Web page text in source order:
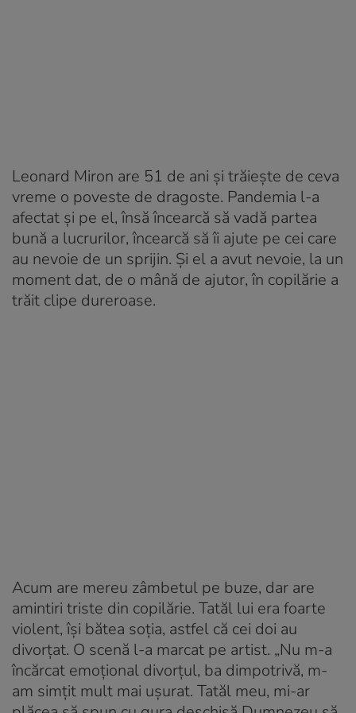
Leonard Miron are 51 de ani și trăiește de ceva
vreme o poveste de dragoste. Pandemia l-a
afectat și pe el, însă încearcă să vadă partea
bună a lucrurilor, încearcă să îi ajute pe cei care
au nevoie de un sprijin. Și el a avut nevoie, la un
moment dat, de o mână de ajutor, în copilărie a
trăit clipe dureroase.
Acum are mereu zâmbetul pe buze, dar are
amintiri triste din copilărie. Tatăl lui era foarte
violent, își bătea soția, astfel că cei doi au
divorțat. O scenă l-a marcat pe artist. „Nu m-a
încărcat emoțional divorțul, ba dimpotrivă, m-
am simțit mult mai ușurat. Tatăl meu, mi-ar